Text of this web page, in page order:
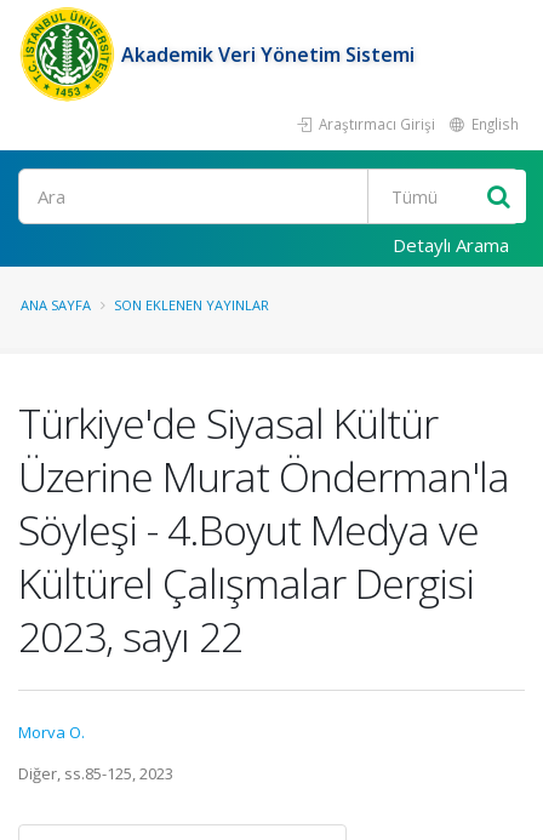
Akademik Veri Yönetim Sistemi
Araştırmacı Girişi English
Ara
Detaylı Arama
ANA SAYFA SON EKLENEN YAYINLAR
Türkiye'de Siyasal Kültür
Üzerine Murat Önderman'la
Söyleşi - 4.Boyut Medya ve
Kültürel Çalışmalar Dergisi
2023, sayı 22
Morva O.
Diğer, ss.85-125, 2023